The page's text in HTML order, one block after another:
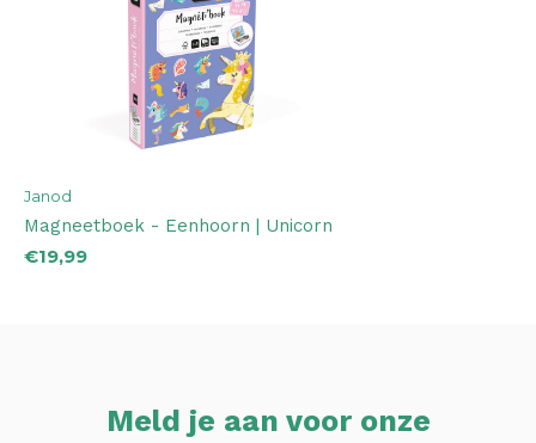
Janod
Magneetboek - Eenhoorn | Unicorn
€19,99
Meld je aan voor onze